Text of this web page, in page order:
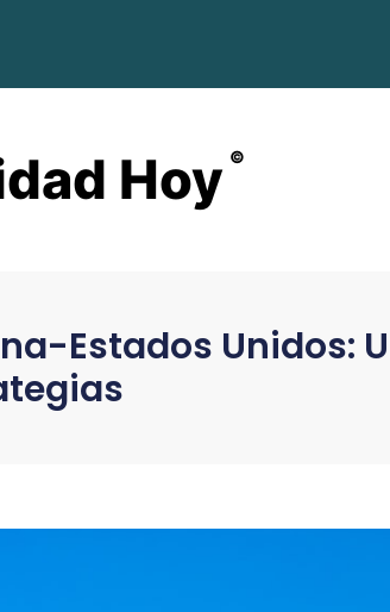
Hoy ©
Estados Unidos: